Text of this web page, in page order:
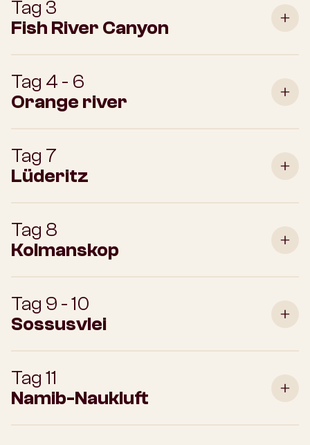
Tag 3
Fish River Canyon
Tag 4 - 6
Orange river
Tag 7
Lüderitz
Tag 8
Kolmanskop
Tag 9 - 10
Sossusvlei
Tag 11
Namib-Naukluft